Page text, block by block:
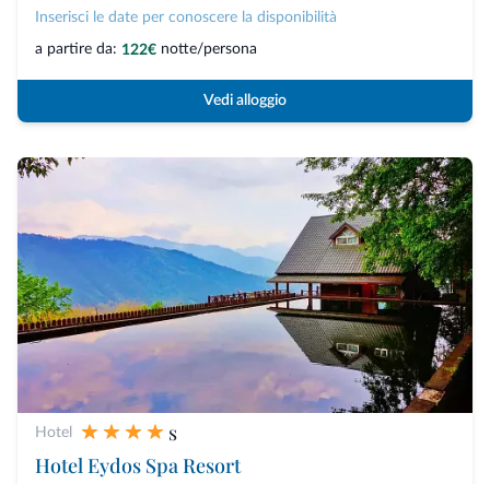
Inserisci le date per conoscere la disponibilità
a partire da: 122€ notte/persona
Vedi alloggio
Hotel
s
Hotel Eydos Spa Resort